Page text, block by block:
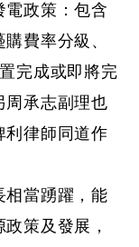
電政策：包含
費率分級、
完成或即將完
周承志副理也
利律師同道作
相當踴躍，能
策及發展，